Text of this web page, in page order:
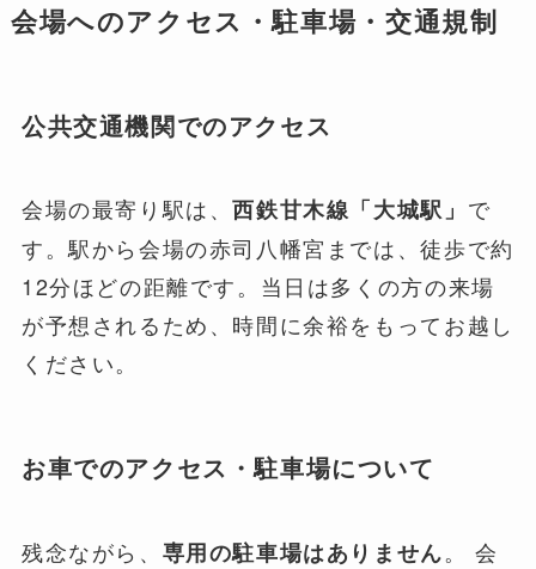
会場へのアクセス・駐車場・交通規制
公共交通機関でのアクセス
会場の最寄り駅は、西鉄甘木線「大城駅」 で
す。駅から会場の赤司八幡宮までは、徒歩で約
12分ほどの距離です。当日は多くの方の来場
が予想されるため、時間に余裕をもってお越し
ください。
お車でのアクセス・駐車場について
残念ながら、 専用の駐車場はありません。 会